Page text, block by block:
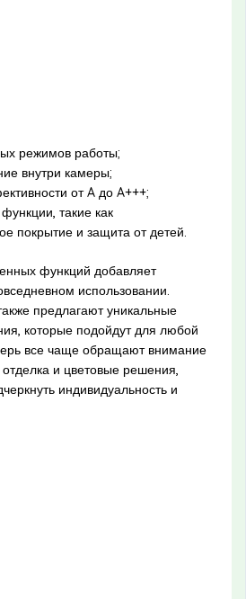
режимов работы;
внутри камеры;
от A до A+++;
такие как
покрытие и защита от детей.
функций добавляет
использовании.
предлагают уникальные
которые подойдут для любой
все чаще обращают внимание
отделка и цветовые решения,
индивидуальность и